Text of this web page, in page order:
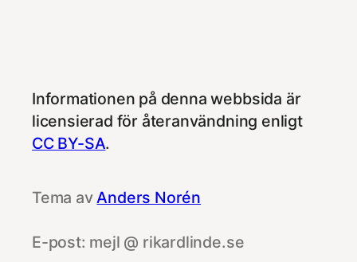
Informationen på denna webbsida är
licensierad för återanvändning enligt
CC BY-SA.
Tema av Anders Norén
E-post: mejl @ rikardlinde.se